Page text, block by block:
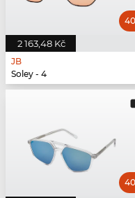
2 163,48 Kč
JB
Soley - 4